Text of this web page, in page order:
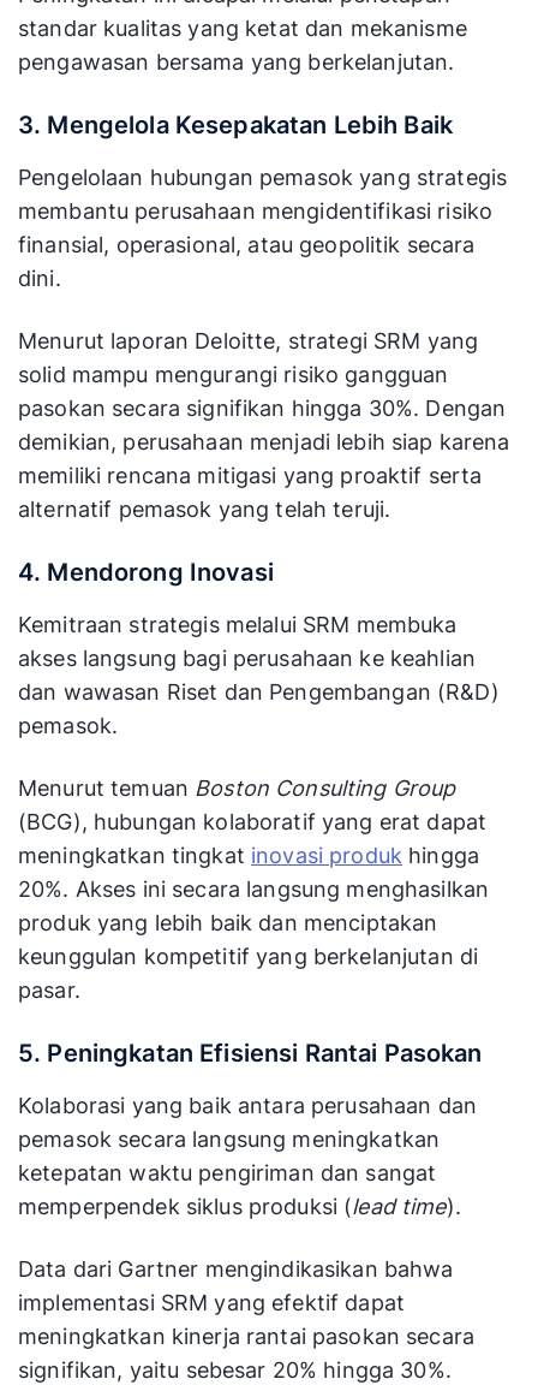
standar kualitas yang ketat dan mekanisme
pengawasan bersama yang berkelanjutan.
3. Mengelola Kesepakatan Lebih Baik
Pengelolaan hubungan pemasok yang strategis
membantu perusahaan mengidentifikasi risiko
finansial, operasional, atau geopolitik secara
dini.
Menurut laporan Deloitte, strategi SRM yang
solid mampu mengurangi risiko gangguan
pasokan secara signifikan hingga 30%. Dengan
demikian, perusahaan menjadi lebih siap karena
memiliki rencana mitigasi yang proaktif serta
alternatif pemasok yang telah teruji.
4. Mendorong Inovasi
Kemitraan strategis melalui SRM membuka
akses langsung bagi perusahaan ke keahlian
dan wawasan Riset dan Pengembangan (R&D)
pemasok.
Menurut temuan Boston Consulting Group
(BCG), hubungan kolaboratif yang erat dapat
meningkatkan tingkat inovasi produk hingga
20%. Akses ini secara langsung menghasilkan
produk yang lebih baik dan menciptakan
keunggulan kompetitif yang berkelanjutan di
pasar.
5. Peningkatan Efisiensi Rantai Pasokan
Kolaborasi yang baik antara perusahaan dan
pemasok secara langsung meningkatkan
ketepatan waktu pengiriman dan sangat
memperpendek siklus produksi (lead time).
Data dari Gartner mengindikasikan bahwa
implementasi SRM yang efektif dapat
meningkatkan kinerja rantai pasokan secara
signifikan, yaitu sebesar 20% hingga 30%.